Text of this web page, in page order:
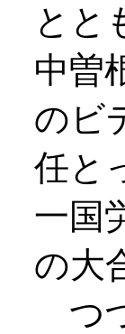
とと
中曽
のビ
任と
一国
の大
つ